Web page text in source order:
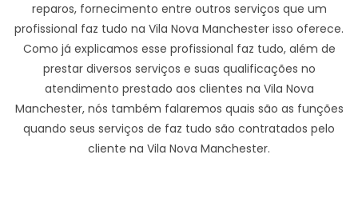
reparos, fornecimento entre outros serviços que um
profissional faz tudo na Vila Nova Manchester isso oferece.
Como já explicamos esse profissional faz tudo, além de
prestar diversos serviços e suas qualificações no
atendimento prestado aos clientes na Vila Nova
Manchester, nós também falaremos quais são as funções
quando seus serviços de faz tudo são contratados pelo
cliente na Vila Nova Manchester.